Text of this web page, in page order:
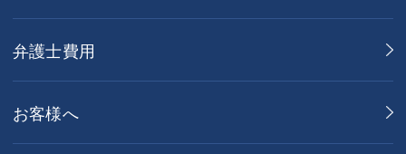
弁護士費用
お客様へ